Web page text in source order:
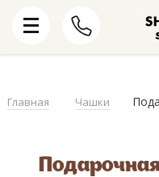
Главная Чашки